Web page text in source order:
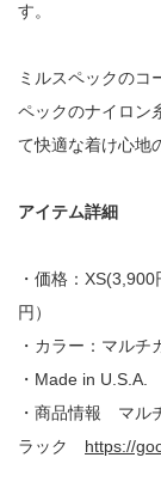
す。
ミルスペックのコ
ペックのナイロン
て快適な着け心地
アイテム詳細
・価格： XS(3,900
円）
・カラー：マルチ
・ Made in U.S.A.
・商品情報 マル
ラック https://